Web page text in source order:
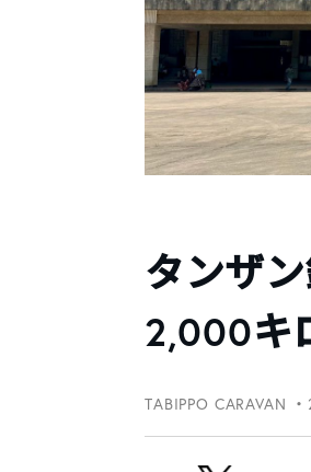
タンザ
2,000キ
TABIPPO CARAVAN